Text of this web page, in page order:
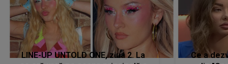
LINE-UP UNTOLD ONE, ziua 2. La
Ce a